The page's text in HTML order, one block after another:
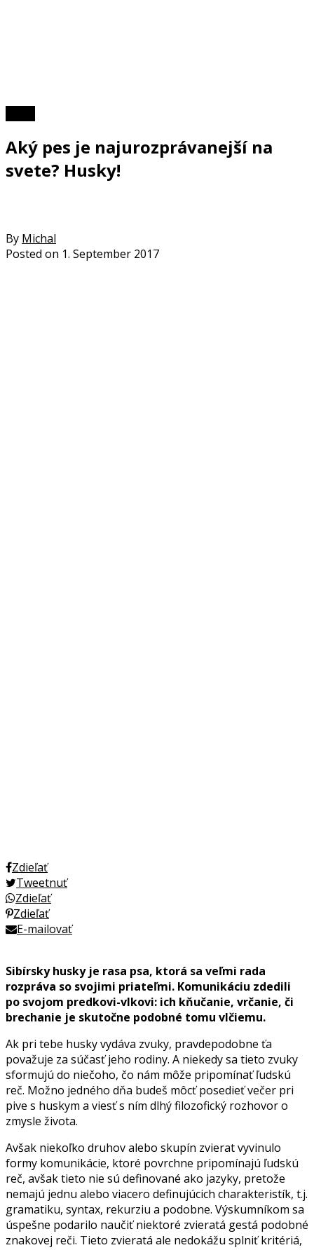
Aký pes je najurozprávanejší na
svete? Husky!
By Michal
Posted on 1. September 2017
Zdieľať
Tweetnuť
Zdieľať
Zdieľať
E-mailovať
Sibírsky husky je rasa psa, ktorá sa veľmi rada
rozpráva so svojimi priateľmi. Komunikáciu zdedili
po svojom predkovi-vlkovi: ich kňučanie, vrčanie, či
brechanie je skutočne podobné tomu vlčiemu.
Ak pri tebe husky vydáva zvuky, pravdepodobne ťa
považuje za súčasť jeho rodiny. A niekedy sa tieto zvuky
sformujú do niečoho, čo nám môže pripomínať ľudskú
reč. Možno jedného dňa budeš môcť posedieť večer pri
pive s huskym a viesť s ním dlhý filozofický rozhovor o
zmysle života.
Avšak niekoľko druhov alebo skupín zvierat vyvinulo
formy komunikácie, ktoré povrchne pripomínajú ľudskú
reč, avšak tieto nie sú definované ako jazyky, pretože
nemajú jednu alebo viacero definujúcich charakteristík, t.j.
gramatiku, syntax, rekurziu a podobne. Výskumníkom sa
úspešne podarilo naučiť niektoré zvieratá gestá podobné
znakovej reči. Tieto zvieratá ale nedokážu splniť kritériá,